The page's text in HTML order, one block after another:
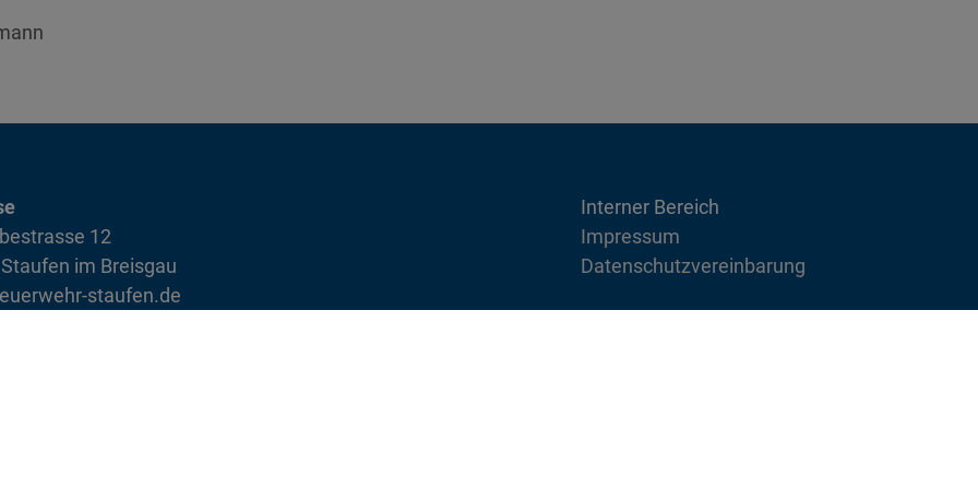
12
im Breisgau
staufen.de
Interner Bereich
Impressum
Datenschutzvereinbarung